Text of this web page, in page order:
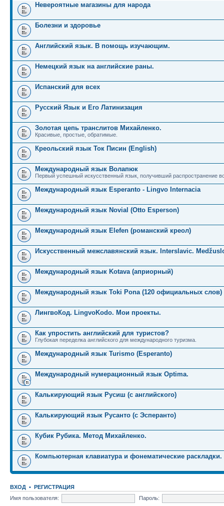
Невероятные магазины для народа
Болезни и здоровье
Английский язык. В помощь изучающим.
Немецкий язык на английские раны.
Испанский для всех
Русский Язык и Его Латинизация
Золотая цепь транслитов Михайленко.
Красивые, простые, обратимые.
Креольский язык Ток Писин (English)
Международный язык Волапюк
Первый успешный искусственный язык, получивший распространение
Международный язык Esperanto - Lingvo Internacia
Международный язык Novial (Otto Esperson)
Международный язык Elefen (романский креол)
Искусственный межславянский язык. Interslavic.
Международный язык Kotava (априорный)
Международный язык Toki Pona (120 официальных слов)
ЛингвоКод. LingvoKodo. Мои проекты.
Как упростить английский для туристов?
Глубокая переделка английского для международного туризма.
Международный язык Turismo (Esperanto)
Международный нумерационный язык Optima.
Калькирующий язык Русиш (с английского)
Калькирующий язык Русанто (с Эсперанто)
Кубик Рубика. Метод Михайленко.
Компьютерная клавиатура и фонематические раскладки.
ВХОД • РЕГИСТРАЦИЯ
Имя пользователя:
Пароль: